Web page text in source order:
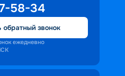
58-34
обратный звонок
ежедневно